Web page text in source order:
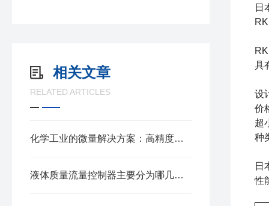
相关文章
RELATED ARTICLES
化学工业的微量解决方案：高精度微小流量质量流量计
液体质量流量控制器主要分为哪几种类型？
日
具
设
价
超
种
日
性